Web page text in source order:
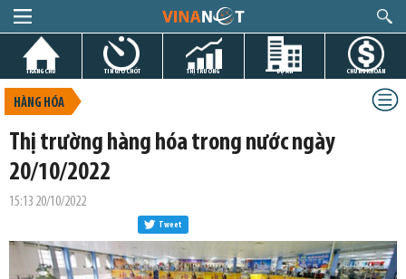
TRANG CHỦ TIN GIỜ CHÓT THỊ TRƯỜNG DỰ ÁN CHỨNG KHOÁN
HÀNG HÓA
Thị trường hàng hóa trong nước ngày
20/10/2022
15:13 20/10/2022
Tweet